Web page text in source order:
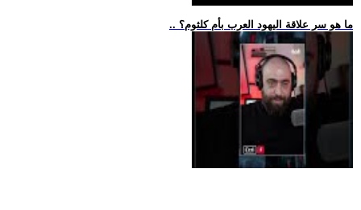
.. ما هو سر علاقة اليهود العرب بأم كلثوم؟